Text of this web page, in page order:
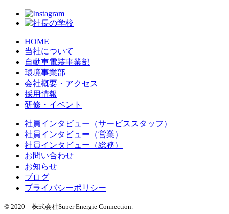
HOME
当社について
自動車電装事業部
環境事業部
会社概要・アクセス
採用情報
研修・イベント
社員インタビュー（サービススタッフ）
社員インタビュー（営業）
社員インタビュー（総務）
お問い合わせ
お知らせ
ブログ
プライバシーポリシー
© 2020 株式会社Super Energie Connection.